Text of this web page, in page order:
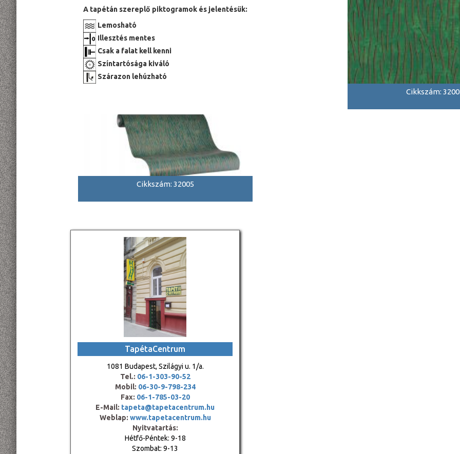
A tapétán szereplő piktogramok és jelentésük:
Lemosható
Illesztés mentes
Csak a falat kell kenni
Színtartósága kiváló
Szárazon lehúzható
Cikkszám:
Cikkszám: 32005
TapétaCentrum
1081 Budapest, Szilágyi u. 1/a.
Tel.: 06-1-303-90-52
Mobil: 06-30-9-798-234
Fax: 06-1-785-03-20
E-Mail: tapeta@tapetacentrum.hu
Weblap: www.tapetacentrum.hu
Nyitvatartás:
Hétfő-Péntek: 9-18
Szombat: 9-13